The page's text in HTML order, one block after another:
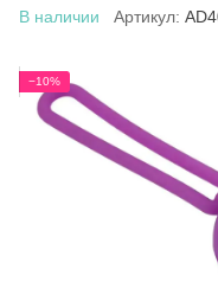
В наличии Артикул:
−10%